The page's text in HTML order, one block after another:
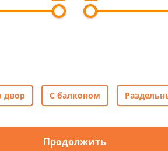
двор С балконом
Продолжить